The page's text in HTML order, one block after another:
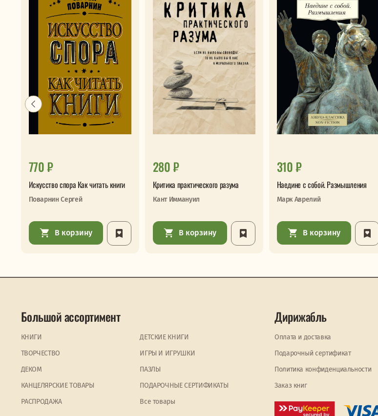
770 ₽
Искусство спора Как читать книги
Поварнин Сергей
В корзину
280 ₽
Критика практического разума
Кант Иммануил
В корзину
310 ₽
Наедине с собой. Размышления
Марк Аврелий
В корзину
Большой ассортимент
КНИГИ
ДЕТСКИЕ КНИГИ
ТВОРЧЕСТВО
ИГРЫ И ИГРУШКИ
ДЕКОМ
ПАЗЛЫ
КАНЦЕЛЯРСКИЕ ТОВАРЫ
ПОДАРОЧНЫЕ СЕРТИФИКАТЫ
PАСПРОДАЖА
Все товары
Дирижабль
Оплата и доставка
Подарочный сертификат
Политика конфиденциальности
Заказ книг